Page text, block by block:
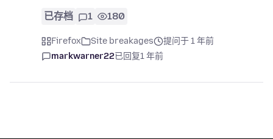
已存档 1 180
Firefox Site breakages
提问于 1 年前
markwarner22已回复1 年前